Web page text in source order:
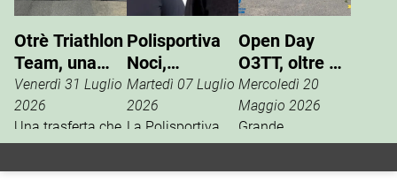
Otrè Triathlon
Team, una
giornata di
sport, tifo e
condivisione
Venerdì 31 Luglio
2026
Una trasferta che
va ben oltre i
risultati
Polisportiva
Noci,
Giuseppe
Pinto nuovo
presidente
Martedì 07 Luglio
2026
La Polisportiva
Noci apre una
nuova fase della
Open Day
O3TT, oltre 50
bambini al
Foro Boario
Mercoledì 20
Maggio 2026
Grande
partecipazione,
domenica 17